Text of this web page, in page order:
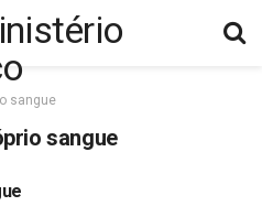
sangue
sangue